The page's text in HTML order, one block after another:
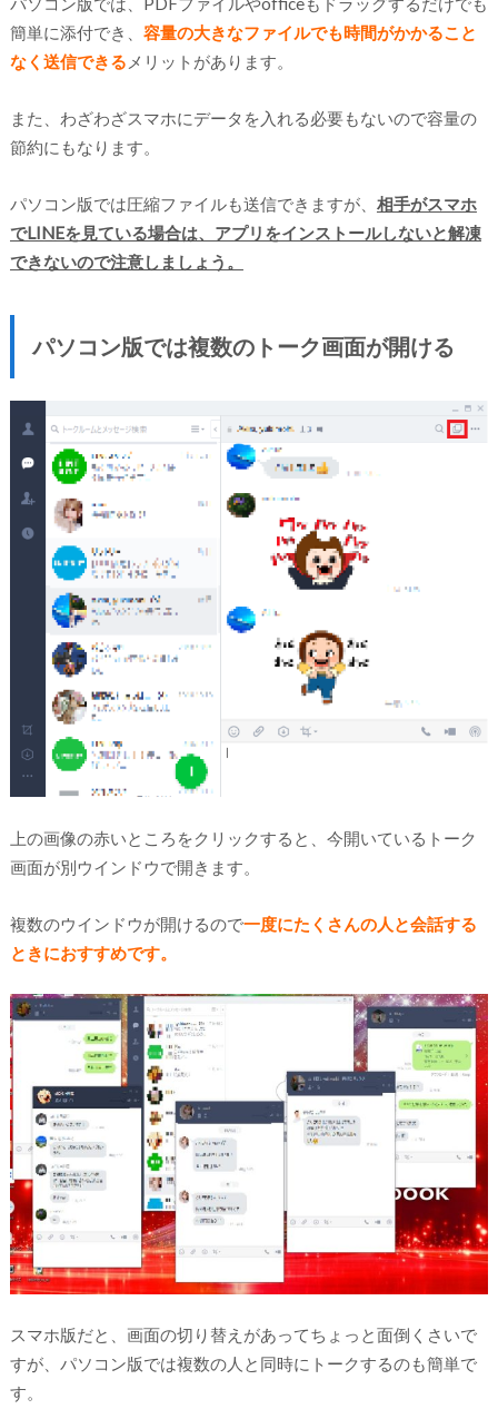
簡単に添付でき、 容量の大きなファイルでも時間がかかること
なく送信できる メリットがあります。
また、わざわざスマホにデータを入れる必要もないので容量の
節約にもなります。
パソコン版では圧縮ファイルも送信できますが、 相手がスマホ
でLINEを見ている場合は、アプリをインストールしないと解凍
できないので注意しましょう。
パソコン版では複数のトーク画面が開ける
上の画像の赤いところをクリックすると、今開いているトーク
画面が別ウインドウで開きます。
複数のウインドウが開けるので一度にたくさんの人と会話する
ときにおすすめです。
スマホ版だと、画面の切り替えがあってちょっと面倒くさいで
すが、パソコン版では複数の人と同時にトークするのも簡単で
す。